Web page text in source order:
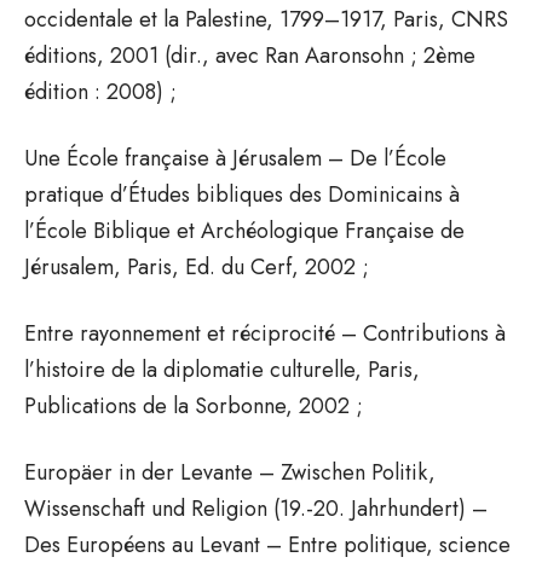
occidentale et la Palestine, 1799–1917, Paris, CNRS
éditions, 2001 (dir., avec Ran Aaronsohn ; 2ème
édition : 2008) ;
Une École française à Jérusalem – De l’École
pratique d’Études bibliques des Dominicains à
l’École Biblique et Archéologique Française de
Jérusalem, Paris, Ed. du Cerf, 2002 ;
Entre rayonnement et réciprocité – Contributions à
l’histoire de la diplomatie culturelle, Paris,
Publications de la Sorbonne, 2002 ;
Europäer in der Levante – Zwischen Politik,
Wissenschaft und Religion (19.-20. Jahrhundert) –
Des Européens au Levant – Entre politique, science